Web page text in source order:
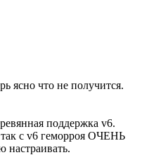
ясно что не получится.
поддержка v6.
так с v6 геморроя ОЧЕНЬ
настраивать.